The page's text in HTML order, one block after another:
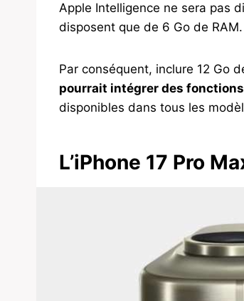
Apple Intelligence ne sera pas
disposent que de 6 Go de RAM.
Par conséquent, inclure 12 Go
pourrait intégrer des
disponibles dans tous les
L’iPhone 17 Pro